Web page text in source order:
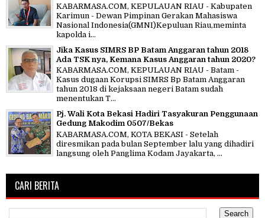
KABARMASA.COM, KEPULAUAN RIAU - Kabupaten
Karimun - Dewan Pimpinan Gerakan Mahasiswa
Nasional Indonesia(GMNI)Kepuluan Riau,meminta
kapolda i...
Jika Kasus SIMRS BP Batam Anggaran tahun 2018
Ada TSK nya, Kemana Kasus Anggaran tahun 2020?
KABARMASA.COM, KEPULAUAN RIAU - Batam -
Kasus dugaan Korupsi SIMRS Bp Batam Anggaran
tahun 2018 di kejaksaan negeri Batam sudah
menentukan T...
Pj. Wali Kota Bekasi Hadiri Tasyakuran Penggunaan
Gedung Makodim 0507/Bekas
KABARMASA.COM, KOTA BEKASI - Setelah
diresmikan pada bulan September lalu yang dihadiri
langsung oleh Panglima Kodam Jayakarta, ...
CARI BERITA